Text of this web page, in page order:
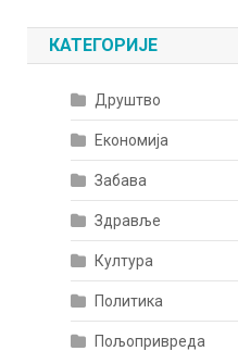
КАТЕГОРИЈЕ
Друштво
Економија
Забава
Здравље
Култура
Политика
Пољопривреда